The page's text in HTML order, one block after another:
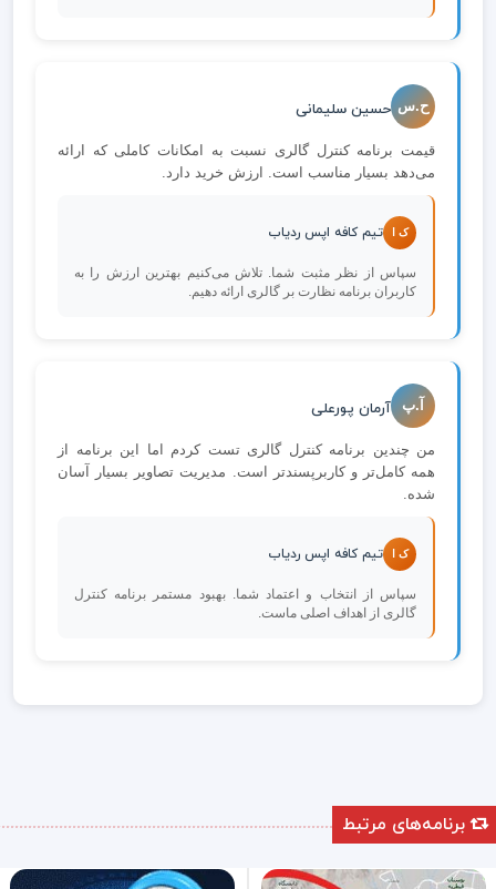
ح.س حسین سلیمانی
قیمت برنامه کنترل گالری نسبت به امکانات کاملی که ارائه
می‌دهد بسیار مناسب است. ارزش خرید دارد.
ک ا تیم کافه اپس ردیاب
سپاس از نظر مثبت شما. تلاش می‌کنیم بهترین ارزش را به
کاربران برنامه نظارت بر گالری ارائه دهیم.
آ.پ آرمان پورعلی
من چندین برنامه کنترل گالری تست کردم اما این برنامه از
همه کامل‌تر و کاربرپسندتر است. مدیریت تصاویر بسیار آسان
شده.
ک ا تیم کافه اپس ردیاب
سپاس از انتخاب و اعتماد شما. بهبود مستمر برنامه کنترل
گالری از اهداف اصلی ماست.
برنامه‌های مرتبط